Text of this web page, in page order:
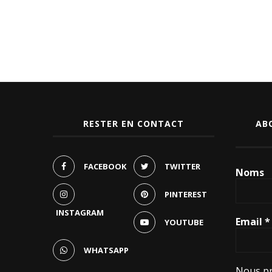
RESTER EN CONTACT
FACEBOOK TWITTER
INSTAGRAM
PINTEREST
YOUTUBE
WHATSAPP
Noms
Email*